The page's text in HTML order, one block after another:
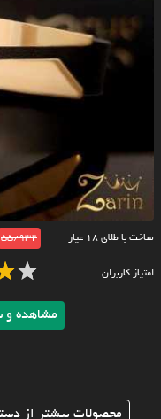
ساخت با طلای ۱۸ عیار 55/932
امتیاز کاربران
مشاهده و
محصولات بیشتر از